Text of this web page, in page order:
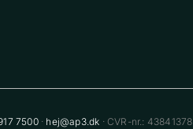
7500· hej@ap3.dk · CVR-nr.: 43841378